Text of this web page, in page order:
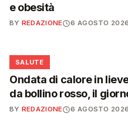
e obesità
BY REDAZIONE 6 AGOSTO 2026
❤️
SALUTE
Ondata di calore in
da bollino rosso, il
BY REDAZIONE 6 AGOSTO 2026